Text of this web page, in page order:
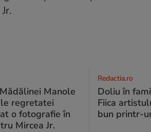
Manole
regretatei
o fotografie în
Mircea Jr.
Redactia.ro
Doliu în
Fiica
bun printr-